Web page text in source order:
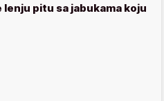
lenju pitu sa jabukama koju